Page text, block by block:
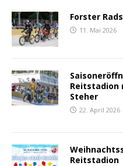
Forster
11. Mai 2026
Reitstadion
Steher
22. April 2026
Reitstadion